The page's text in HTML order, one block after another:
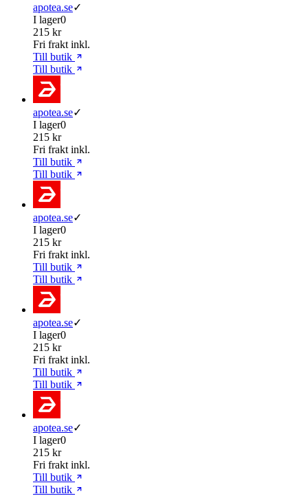
apotea.se✓
I lager0
215 kr
Fri frakt inkl.
Till butik
Till butik
apotea.se✓
I lager0
215 kr
Fri frakt inkl.
Till butik
Till butik
apotea.se✓
I lager0
215 kr
Fri frakt inkl.
Till butik
Till butik
apotea.se✓
I lager0
215 kr
Fri frakt inkl.
Till butik
Till butik
apotea.se✓
I lager0
215 kr
Fri frakt inkl.
Till butik
Till butik